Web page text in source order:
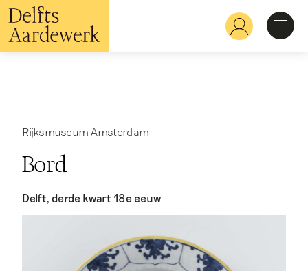
Overslaan
en
naar
de
Hoofdnavigatie
Bekijken
Verdiepen
Rijksmuseum Amsterdam
Bord
Delft, derde kwart 18e eeuw